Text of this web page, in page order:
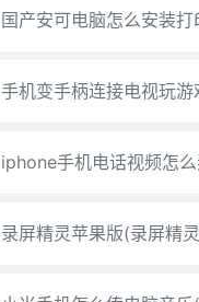
国产安可电脑怎么安装
手机变手柄连接电视玩
iphone手机电话视频怎
录屏精灵苹果版(录屏精